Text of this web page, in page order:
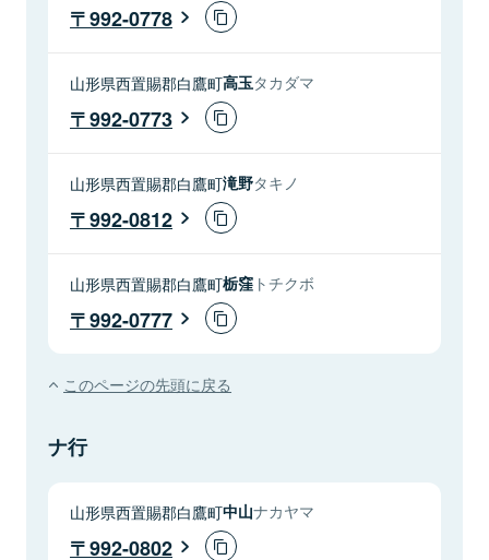
992-0778
山形県西置賜郡白鷹町高玉タカダマ
992-0773
山形県西置賜郡白鷹町滝野タキノ
992-0812
山形県西置賜郡白鷹町栃窪 トチクボ
992-0777
このページの先頭に戻る
ナ行
山形県西置賜郡白鷹町中山ナカヤマ
992-0802